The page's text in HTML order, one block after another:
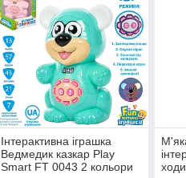
Інтерактивна іграшка
Ведмедик казкар Play
Smart FT 0043 2 кольори